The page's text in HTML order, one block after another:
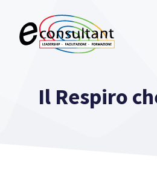
contenuto
Il Respiro